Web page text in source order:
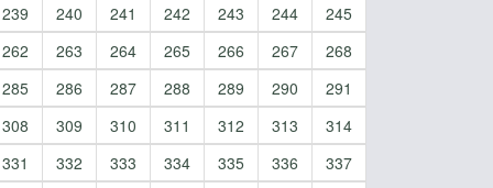
239 240 241 242 243 244
245
262 263 264 265 266 267
268
285 286 287 288 289 290
291
308 309 310 311 312 313
314
331 332 333 334 335 336 337